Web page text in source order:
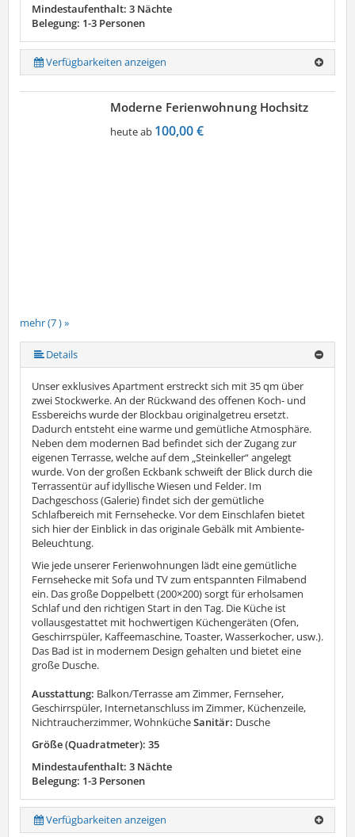
Mindestaufenthalt: 3 Nächte
Belegung: 1-3 Personen
Verfügbarkeiten anzeigen
mehr (7 ) »
mehr (7 ) »
mehr (7 ) »
mehr (7 ) »
Moderne Ferienwohnung Hochsitz
heute ab 100,00 €
Details
Unser exklusives Apartment erstreckt sich mit 35 qm über
zwei Stockwerke. An der Rückwand des offenen Koch- und
Essbereichs wurde der Blockbau originalgetreu ersetzt.
Dadurch entsteht eine warme und gemütliche Atmosphäre.
Neben dem modernen Bad befindet sich der Zugang zur
eigenen Terrasse, welche auf dem „Steinkeller“ angelegt
wurde. Von der großen Eckbank schweift der Blick durch die
Terrassentür auf idyllische Wiesen und Felder. Im
Dachgeschoss (Galerie) findet sich der gemütliche
Schlafbereich mit Fernsehecke. Vor dem Einschlafen bietet
sich hier der Einblick in das originale Gebälk mit Ambiente-
Beleuchtung.
Wie jede unserer Ferienwohnungen lädt eine gemütliche
Fernsehecke mit Sofa und TV zum entspannten Filmabend
ein. Das große Doppelbett (200×200) sorgt für erholsamen
Schlaf und den richtigen Start in den Tag. Die Küche ist
vollausgestattet mit hochwertigen Küchengeräten (Ofen,
Geschirrspüler, Kaffeemaschine, Toaster, Wasserkocher, usw.).
Das Bad ist in modernem Design gehalten und bietet eine
große Dusche.
Ausstattung: Balkon/Terrasse am Zimmer, Fernseher,
Geschirrspüler, Internetanschluss im Zimmer, Küchenzeile,
Nichtraucherzimmer, WohnkücheSanitär: Dusche
Größe (Quadratmeter): 35
Mindestaufenthalt: 3 Nächte
Belegung: 1-3 Personen
Verfügbarkeiten anzeigen